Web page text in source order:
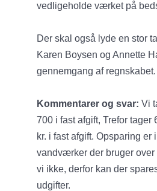
vedligeholde værket på
Der skal også lyde en stor
Karen Boysen og Annette
gennemgang af regnskabet.
Kommentarer og svar: Vi
700 i fast afgift, Trefor tager
kr. i fast afgift. Opsparing er
vandværker der bruger over
vi ikke, derfor kan der
udgifter.